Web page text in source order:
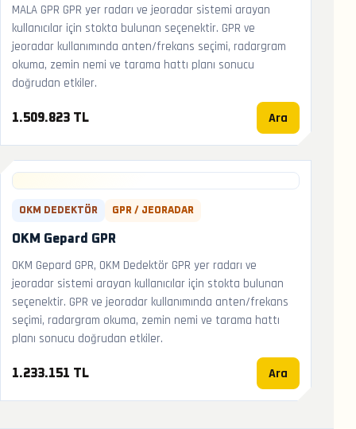
MALA GPR GPR yer radarı ve jeoradar sistemi arayan
kullanıcılar için stokta bulunan seçenektir. GPR ve
jeoradar kullanımında anten/frekans seçimi, radargram
okuma, zemin nemi ve tarama hattı planı sonucu
doğrudan etkiler.
1.509.823 TL Ara
OKM DEDEKTÖR GPR / JEORADAR
OKM Gepard GPR
OKM Gepard GPR, OKM Dedektör GPR yer radarı ve
jeoradar sistemi arayan kullanıcılar için stokta bulunan
seçenektir. GPR ve jeoradar kullanımında anten/frekans
seçimi, radargram okuma, zemin nemi ve tarama hattı
planı sonucu doğrudan etkiler.
1.233.151 TL Ara